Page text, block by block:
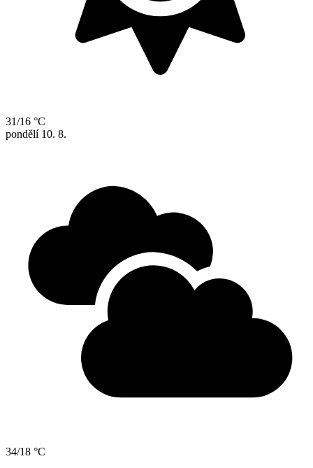
31/16 °C
pondělí 10. 8.
34/18 °C